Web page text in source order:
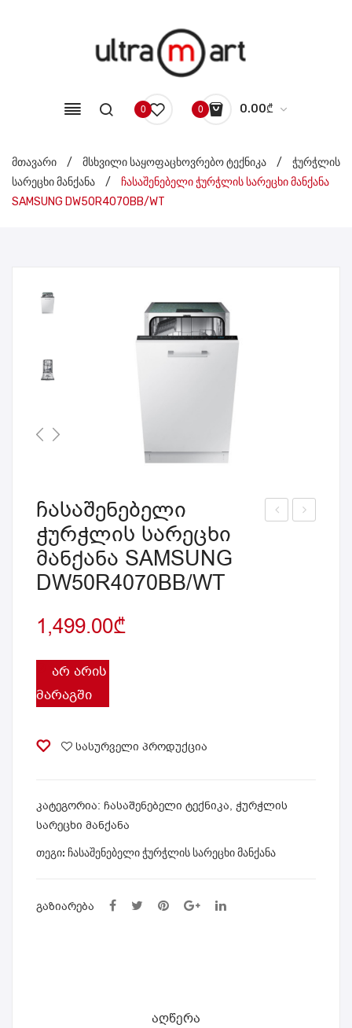
0 0 0.00₾
No products in the cart.
მთავარი / მსხვილი საყოფაცხოვრებო ტექნიკა /
ჭურჭლის
სარეცხი მანქანა
/
ჩასაშენებელი ჭურჭლის სარეცხი მანქანა
SAMSUNG DW50R4070BB/WT
ჩასაშენებელი
ჭურჭლის სარეცხი
მანქანა SAMSUNG
DW50R4070BB/WT
1,499.00₾
ᲐᲠ ᲐᲠᲘᲡ
ᲛᲐᲠᲐᲒᲨᲘ
სასურველი პროდუქცია
ᲙᲐᲢᲔᲒᲝᲠᲘᲐ: ჩასაშენებელი ტექნიკა, ჭურჭლის
სარეცხი მანქანა
ᲗᲔᲒᲘ: ჩასაშენებელი ჭურჭლის სარეცხი მანქანა
ᲒᲐᲖᲘᲐᲠᲔᲑᲐ
ᲐᲦᲬᲔᲠᲐ